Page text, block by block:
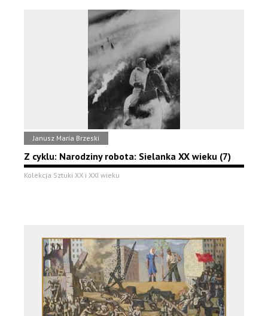
Janusz Maria Brzeski
Z cyklu: Narodziny robota: Sielanka XX wieku (7)
Kolekcja Sztuki XX i XXI wieku